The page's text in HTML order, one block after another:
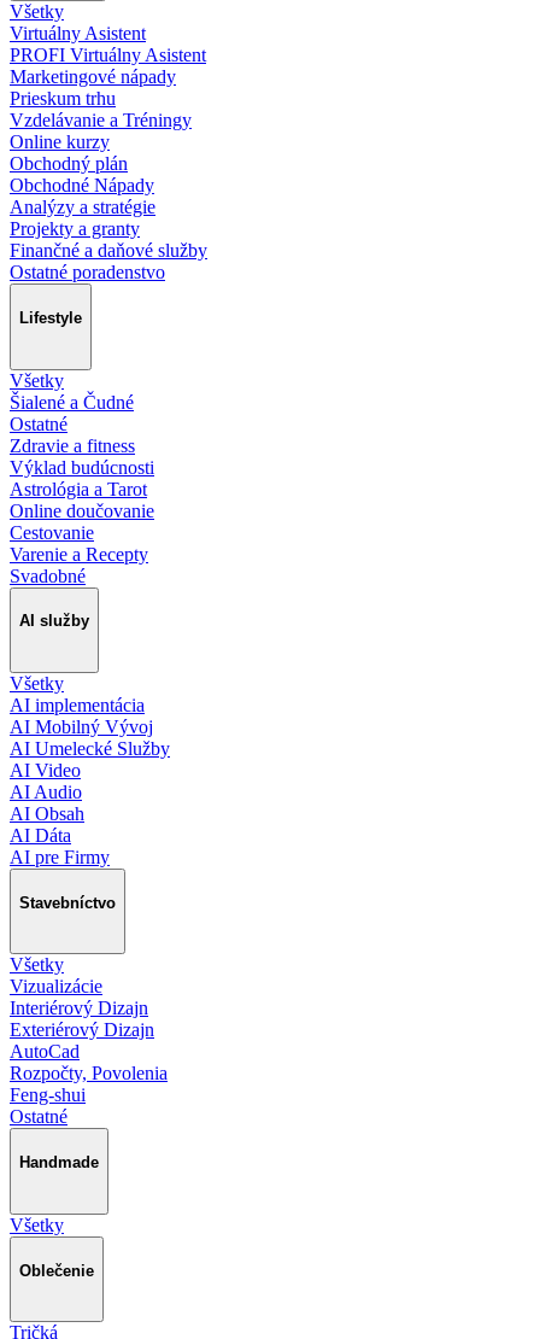
Všetky
Virtuálny Asistent
PROFI Virtuálny Asistent
Marketingové nápady
Prieskum trhu
Vzdelávanie a Tréningy
Online kurzy
Obchodný plán
Obchodné Nápady
Analýzy a stratégie
Projekty a granty
Finančné a daňové služby
Ostatné poradenstvo
Lifestyle
Všetky
Šialené a Čudné
Ostatné
Zdravie a fitness
Výklad budúcnosti
Astrológia a Tarot
Online doučovanie
Cestovanie
Varenie a Recepty
Svadobné
AI služby
Všetky
AI implementácia
AI Mobilný Vývoj
AI Umelecké Služby
AI Video
AI Audio
AI Obsah
AI Dáta
AI pre Firmy
Stavebníctvo
Všetky
Vizualizácie
Interiérový Dizajn
Exteriérový Dizajn
AutoCad
Rozpočty, Povolenia
Feng-shui
Ostatné
Handmade
Všetky
Oblečenie
Tričká